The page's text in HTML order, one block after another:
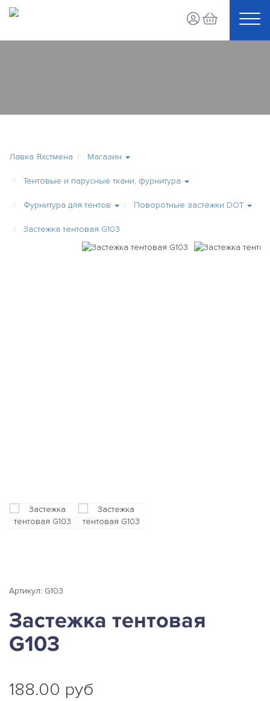
Лавка Яхстмена Магазин
Тентовые и парусные ткани, фурнитура
Фурнитура для тентов Поворотные застежки DOT
Застежка тентовая G103
Артикул: G103
Застежка тентовая
G103
188.00 руб